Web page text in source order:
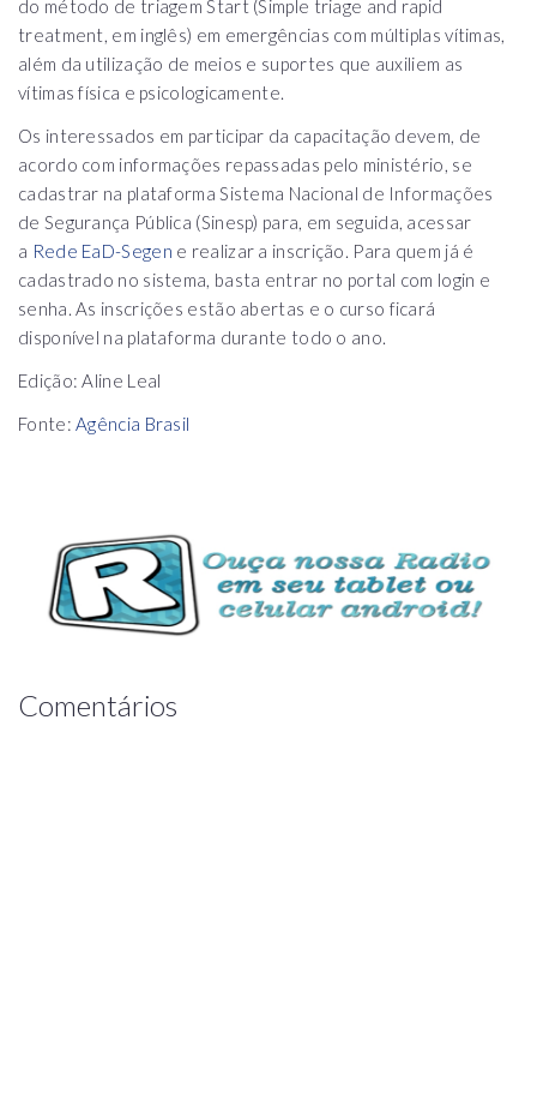
do método de triagem Start (Simple triage and rapid
treatment, em inglês) em emergências com múltiplas vítimas,
além da utilização de meios e suportes que auxiliem as
vítimas física e psicologicamente.
Os interessados em participar da capacitação devem, de
acordo com informações repassadas pelo ministério, se
cadastrar na plataforma Sistema Nacional de Informações
de Segurança Pública (Sinesp) para, em seguida, acessar
a Rede EaD-Segen e realizar a inscrição. Para quem já é
cadastrado no sistema, basta entrar no portal com login e
senha. As inscrições estão abertas e o curso ficará
disponível na plataforma durante todo o ano.
Edição: Aline Leal
Fonte:Agência Brasil
Comentários